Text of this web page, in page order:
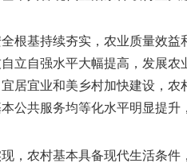
根基持续夯实，农业质量效益
立自强水平大幅提高，发展农
居宜业和美乡村加快建设，农
公共服务均等化水平明显提升
，农村基本具备现代生活条件